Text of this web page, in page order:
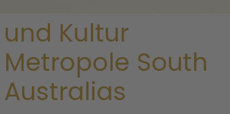
und Kultur
Metropole South
Australias